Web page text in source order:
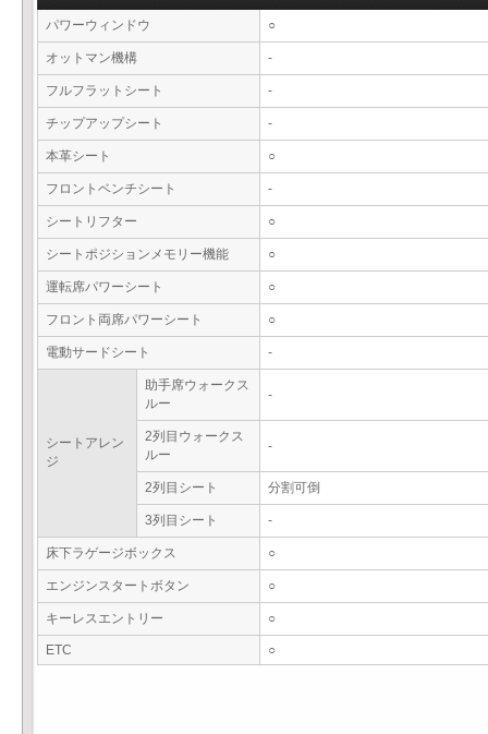
パワーウィンドウ ○
オットマン機構 -
フルフラットシート -
チップアップシート -
本革シート ○
フロントベンチシート -
シートリフター ○
シートポジションメモリー機能 ○
運転席パワーシート ○
フロント両席パワーシート ○
電動サードシート -
シートアレン
ジ
助手席ウォークス
ルー
-
2列目ウォークス
ルー
-
2列目シート 分割可倒
3列目シート -
床下ラゲージボックス ○
エンジンスタートボタン ○
キーレスエントリー ○
ETC ○